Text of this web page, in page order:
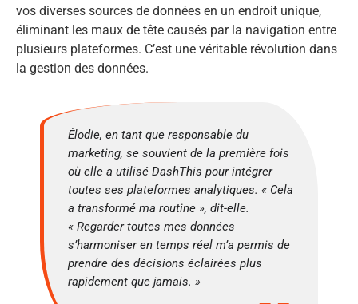
vos diverses sources de données en un endroit unique,
éliminant les maux de tête causés par la navigation entre
plusieurs plateformes. C’est une véritable révolution dans
la gestion des données.
Élodie, en tant que responsable du
marketing, se souvient de la première fois
où elle a utilisé DashThis pour intégrer
toutes ses plateformes analytiques. « Cela
a transformé ma routine », dit-elle.
« Regarder toutes mes données
s’harmoniser en temps réel m’a permis de
prendre des décisions éclairées plus
rapidement que jamais. »